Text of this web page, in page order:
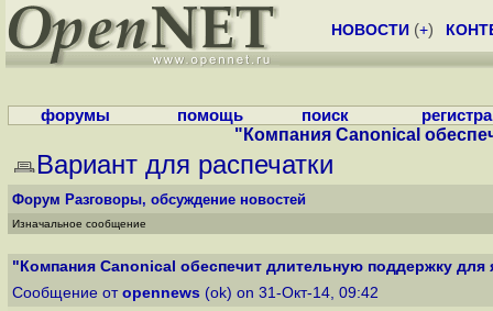
НОВОСТИ (+)
форумы помощь поиск
"Компания Canonical
Вариант для распечатки
Форум Разговоры, обсуждение новостей
Изначальное сообщение
"Компания Canonical обеспечит длительную поддержку для
Сообщение от opennews (ok) on 31-Окт-14, 09:42